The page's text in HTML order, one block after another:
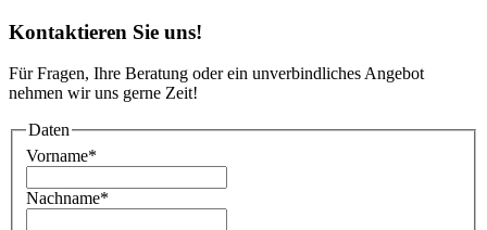
Kontaktieren Sie uns!
Für Fragen, Ihre Beratung oder ein unverbindliches Angebot
nehmen wir uns gerne Zeit!
Daten
Vorname*
Nachname*